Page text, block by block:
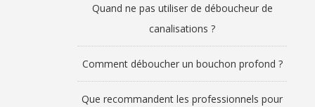
Quand ne pas utiliser de déboucheur de
canalisations ?
Comment déboucher un bouchon profond ?
Que recommandent les professionnels pour